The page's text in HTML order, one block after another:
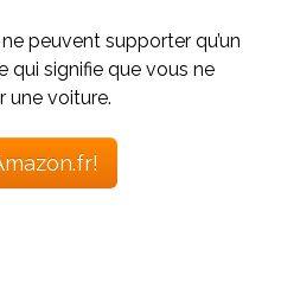
peuvent supporter qu’un
qui signifie que vous ne
une voiture.